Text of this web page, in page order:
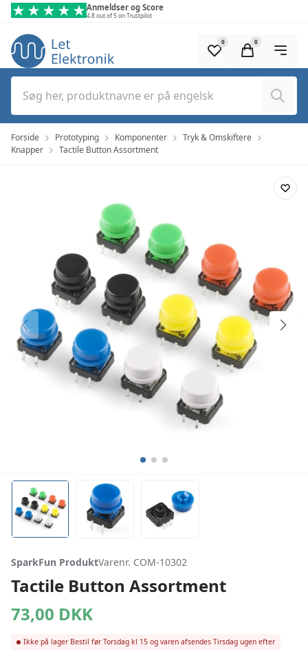
Spring til hovedindhold (tryk på Enter)
Anmeldser og Score
4.8 out of 5 on Trustpilot
Søg
0 0
Forside Prototyping Komponenter
Tryk & Omskiftere
Knapper
Tactile Button Assortment
SparkFun ProduktVarenr. COM-10302
Tactile Button Assortment
73,00 DKK
Ikke på lager Bestil før Torsdag kl 15 og varen afsendes Tirsdag ugen efter